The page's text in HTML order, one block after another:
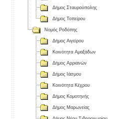
Δήμος Σταυρούπολης
Δήμος Τοπείρου
Νομός Ροδόπης
Δήμος Αιγείρου
Κοινότητα Αμαξάδων
Δήμος Αρριανών
Δήμος Ιάσμου
Κοινότητα Κέχρου
Δήμος Κομοτηνής
Δήμος Μαρωνείας